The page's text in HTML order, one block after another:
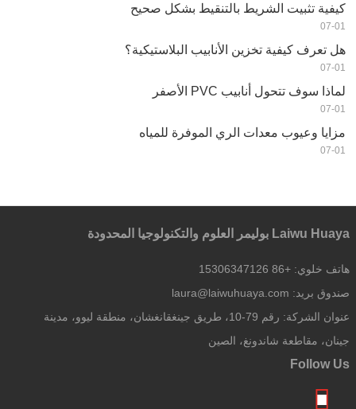
كيفية تثبيت الشريط بالتنقيط بشكل صحيح
07-01
هل تعرف كيفية تخزين الأنابيب البلاستيكية؟
07-01
لماذا سوف تتحول أنابيب PVC الأصفر
07-01
مزايا وعيوب معدات الري الموفرة للمياه
07-01
Laiwu Huaya بوليمر العلوم والتكنولوجيا المحدودة
هاتف خلوي: +86 15306347126
صندوق بريد: laura@laiwuhuaya.com
عنوان الشركة:
رقم 79-10، طريق جينغقانغشان، منطقة ليوو، مدينة
جينان، مقاطعة شاندونغ، الصين
Follow Us